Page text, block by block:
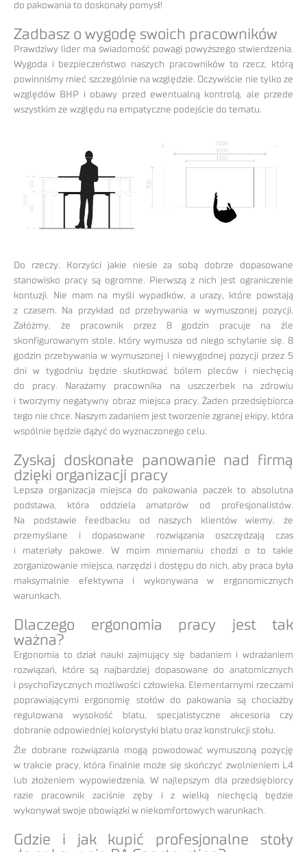
do pakowania to doskonały pomysł!
Zadbasz o wygodę swoich pracowników
Prawdziwy lider ma świadomość powagi powyższego stwierdzenia.
Wygoda i bezpieczeństwo naszych pracowników to rzecz, którą
powinniśmy mieć szczególnie na względzie. Oczywiście nie tylko ze
względów BHP i obawy przed ewentualną kontrolą, ale przede
wszystkim ze względu na empatyczne podejście do tematu.
Do rzeczy. Korzyści jakie niesie za sobą dobrze dopasowane
stanowisko pracy są ogromne. Pierwszą z nich jest ograniczenie
kontuzji. Nie mam na myśli wypadków, a urazy, które powstają
z czasem. Na przykład od przebywania w wymuszonej pozycji.
Załóżmy, że pracownik przez 8 godzin pracuje na źle
skonfigurowanym stole, który wymusza od niego schylanie się. 8
godzin przebywania w wymuszonej i niewygodnej pozycji przez 5
dni w tygodniu będzie skutkować bólem pleców i niechęcią
do pracy. Narażamy pracownika na uszczerbek na zdrowiu
i tworzymy negatywny obraz miejsca pracy. Żaden przedsiębiorca
tego nie chce. Naszym zadaniem jest tworzenie zgranej ekipy, która
wspólnie będzie dążyć do wyznaczonego celu.
Zyskaj doskonałe panowanie nad firmą
dzięki organizacji pracy
Lepsza organizacja miejsca do pakowania paczek to absolutna
podstawa, która oddziela amatorów od profesjonalistów.
Na podstawie feedbacku od naszych klientów wiemy, że
przemyślane i dopasowane rozwiązania oszczędzają czas
i materiały pakowe. W moim mniemaniu chodzi o to takie
zorganizowanie miejsca, narzędzi i dostępu do nich, aby praca była
maksymalnie efektywna i wykonywana w ergonomicznych
warunkach.
Dlaczego ergonomia pracy jest tak
ważna?
Ergonomia to dział nauki zajmujący się badaniem i wdrażaniem
rozwiązań, które są najbardziej dopasowane do anatomicznych
i psychofizycznych możliwości człowieka. Elementarnymi rzeczami
poprawiającymi ergonomię stołów do pakowania są chociażby
regulowana wysokość blatu, specjalistyczne akcesoria czy
dobranie odpowiedniej kolorystyki blatu oraz konstrukcji stołu.
Źle dobrane rozwiązania mogą powodować wymuszoną pozycję
w trakcie pracy, która finalnie może się skończyć zwolnieniem L4
lub złożeniem wypowiedzenia. W najlepszym dla przedsiębiorcy
razie pracownik zaciśnie zęby i z wielką niechęcią będzie
wykonywał swoje obowiązki w niekomfortowych warunkach.
Gdzie i jak kupić profesjonalne stoły